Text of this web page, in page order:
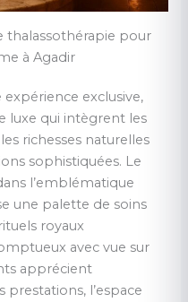
thalassothérapie pour
à Agadir
exclusive,
luxe qui intègrent les
richesses naturelles
sophistiquées. Le
l’emblématique
une palette de soins
royaux
avec vue sur
apprécient
l’espace